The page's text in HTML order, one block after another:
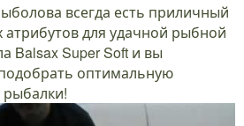
всегда есть приличный
для удачной рыбной
Balsax Super Soft и вы
оптимальную
рыбалки!